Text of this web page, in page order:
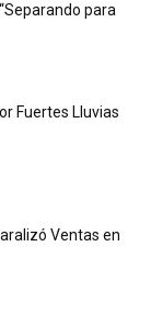
para
Fuertes Lluvias
Ventas en